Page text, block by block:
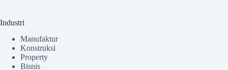
Industri
Manufaktur
Konstruksi
Property
Bisnis